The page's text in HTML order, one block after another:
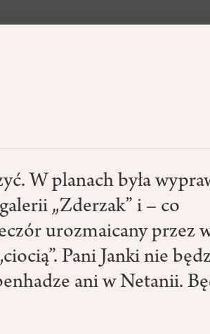
W planach była
„Zderzak” i – co
urozmaicany przez
Pani Janki nie
ani w Netanii.